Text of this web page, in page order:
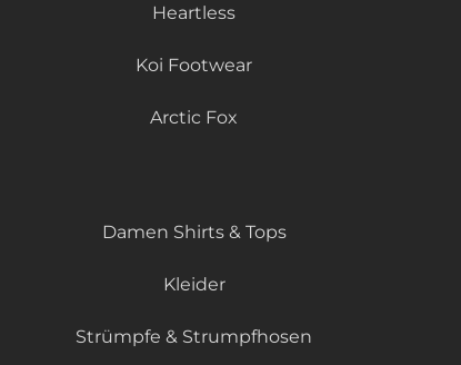
Heartless
Koi Footwear
Arctic Fox
Damen Shirts & Tops
Kleider
Strümpfe & Strumpfhosen